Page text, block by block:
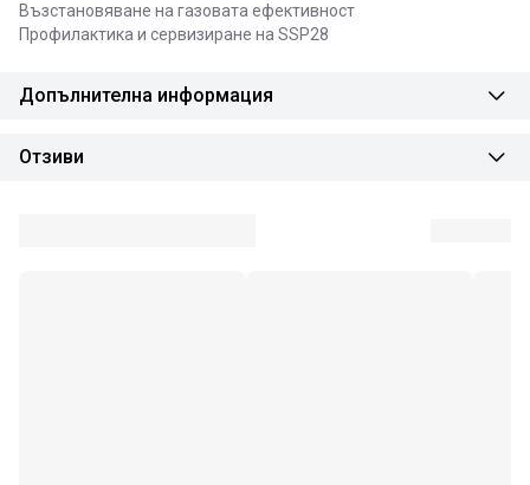
Възстановяване на газовата ефективност
Профилактика и сервизиране на SSP28
Допълнителна информация
Отзиви